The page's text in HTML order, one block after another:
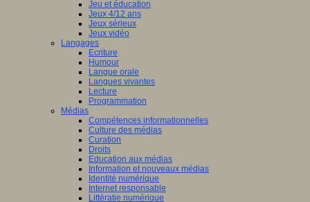
Jeu et éducation
Jeux 4/12 ans
Jeux sérieux
Jeux vidéo
Langages
Ecriture
Humour
Langue orale
Langues vivantes
Lecture
Programmation
Médias
Compétences informationnelles
Culture des médias
Curation
Droits
Education aux médias
Information et nouveaux médias
Identité numérique
Internet responsable
Littératie numérique